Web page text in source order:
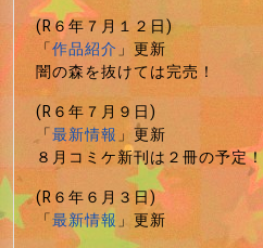
(R６年７月１２日)
「作品紹介」更新
闇の森を抜けては完売！
(R６年７月９日)
「最新情報」更新
８月コミケ新刊は２冊の予定！
(R６年６月３日)
「最新情報」更新